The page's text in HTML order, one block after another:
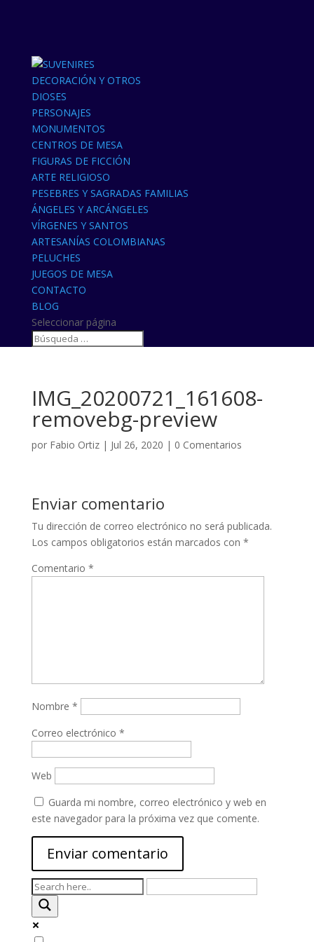
DECORACIÓN Y OTROS
DIOSES
PERSONAJES
MONUMENTOS
CENTROS DE MESA
FIGURAS DE FICCIÓN
ARTE RELIGIOSO
PESEBRES Y SAGRADAS FAMILIAS
ÁNGELES Y ARCÁNGELES
VÍRGENES Y SANTOS
ARTESANÍAS COLOMBIANAS
PELUCHES
JUEGOS DE MESA
CONTACTO
BLOG
Seleccionar página
IMG_20200721_161608-
removebg-preview
por Fabio Ortiz| Jul 26, 2020 | 0 Comentarios
Enviar comentario
Tu dirección de correo electrónico no será publicada.
Los campos obligatorios están marcados con *
Comentario *
Nombre *
Correo electrónico *
Web
Guarda mi nombre, correo electrónico y web en
este navegador para la próxima vez que comente.